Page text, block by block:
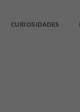
CURIOSIDADES